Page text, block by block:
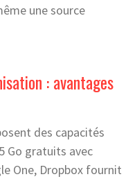
une source
: avantages
des capacités
Go gratuits avec
One, Dropbox fournit